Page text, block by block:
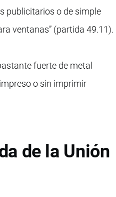
publicitarios o de simple
ventanas” (partida 49.11).
fuerte de metal
o sin imprimir
de la Unión